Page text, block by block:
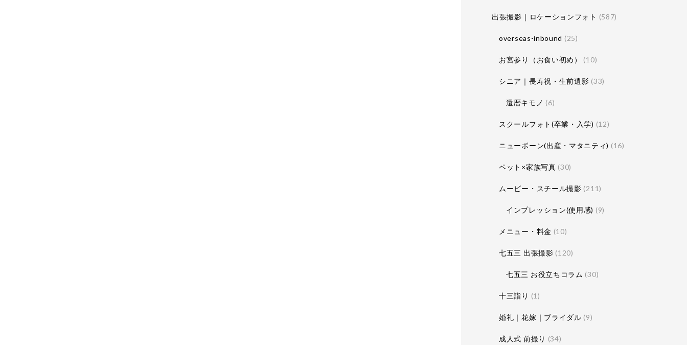
出張撮影｜ロケーションフォト (587)
overseas-inbound (25)
お宮参り（お食い初め） (10)
シニア｜長寿祝・生前遺影 (33)
還暦キモノ (6)
スクールフォト(卒業・入学) (12)
ニューボーン(出産・マタニティ) (16)
ペット×家族写真 (30)
ムービー・スチール撮影 (211)
インプレッション(使用感) (9)
メニュー・料金 (10)
七五三 出張撮影 (120)
七五三 お役立ちコラム (30)
十三詣り (1)
婚礼｜花嫁｜ブライダル (9)
成人式 前撮り (34)